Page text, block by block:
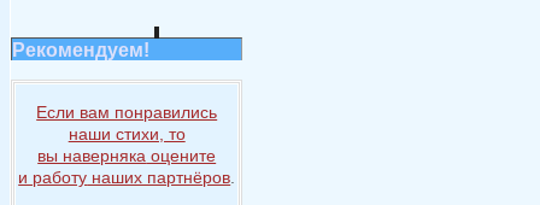
Рекомендуем!
Если вам понравились
наши стихи, то
вы наверняка оцените
и работу наших партнёров.